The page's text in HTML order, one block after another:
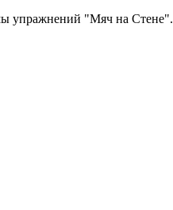
упражнений "Мяч на Стене".